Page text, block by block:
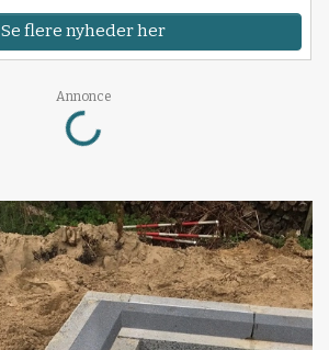
Se flere nyheder her
Annonce
Loading...